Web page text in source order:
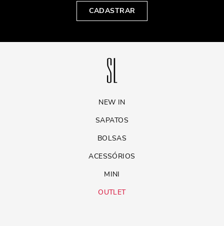
CADASTRAR
NEW IN
SAPATOS
BOLSAS
ACESSÓRIOS
MINI
OUTLET